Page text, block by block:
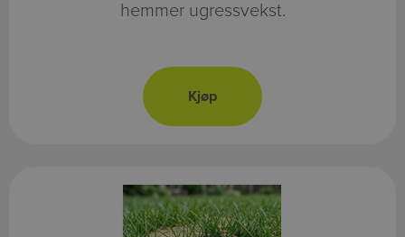
hemmer ugressvekst.